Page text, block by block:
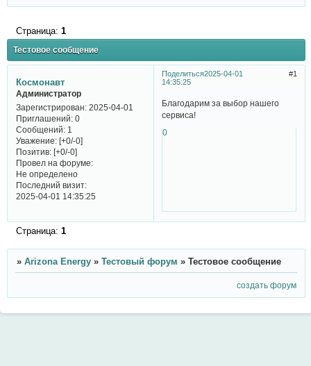
Тестовое сообщение
Страница: 1
Поделиться 1
2025-04-01
14:35:25
Космонавт
Администратор
Зарегистрирован: 2025-04-01
Приглашений:0
Сообщений:1
Уважение: [+0/-0]
Позитив: [+0/-0]
Провел на форуме:
Не определено
Последний визит:
2025-04-01 14:35:25
Благодарим за выбор нашего
сервиса!
0
Страница: 1
» Arizona Energy » Тестовый форум » Тестовое сообщение
создать форум